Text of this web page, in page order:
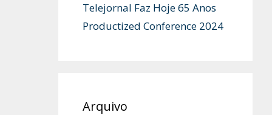
Telejornal Faz Hoje 65 Anos
Productized Conference 2024
Arquivo